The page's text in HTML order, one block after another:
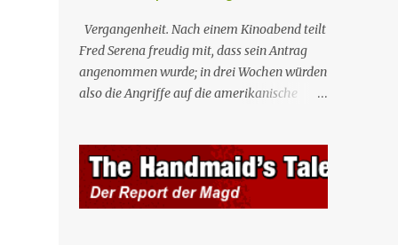
Vergangenheit. Nach einem Kinoabend teilt
Fred Serena freudig mit, dass sein Antrag
angenommen wurde; in drei Wochen würden
also die Angriffe auf die amerikanische
konservative Intellektuelle, an den
Sitzungen des Rates teilnehmen kann, aber
die anderen zukünftigen Kommandanten